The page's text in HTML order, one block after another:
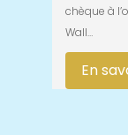
chèque à
Wall…
En